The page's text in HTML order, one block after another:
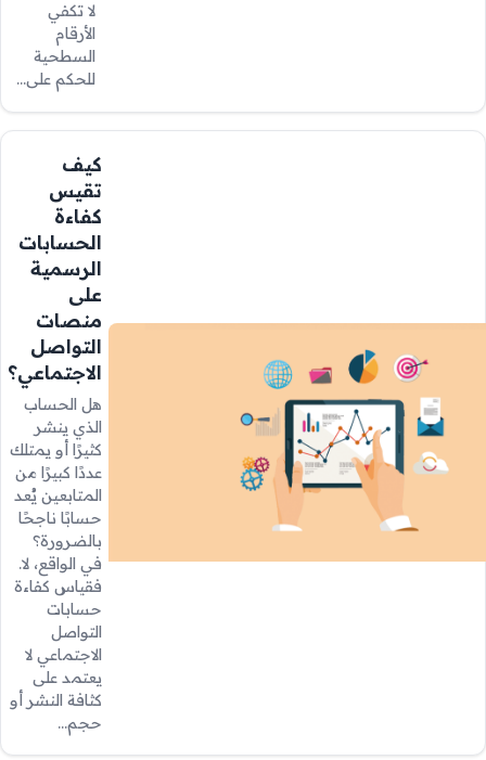
لا تكفي
الأرقام
السطحية
للحكم على…
كيف
تقيس
كفاءة
الحسابات
الرسمية
على
منصات
التواصل
الاجتماعي؟
هل الحساب
الذي ينشر
كثيرًا أو يمتلك
عددًا كبيرًا من
المتابعين يُعد
حسابًا ناجحًا
بالضرورة؟
في الواقع، لا.
فقياس كفاءة
حسابات
التواصل
الاجتماعي لا
يعتمد على
كثافة النشر أو
حجم…